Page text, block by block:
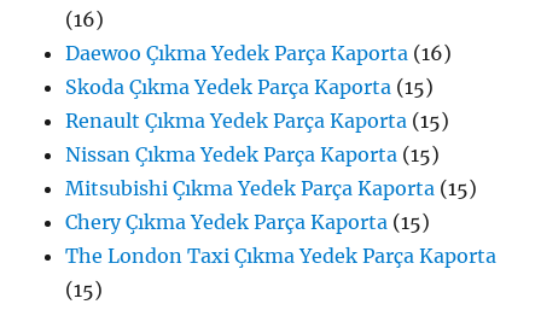
(16)
Daewoo Çıkma Yedek Parça Kaporta (16)
Skoda Çıkma Yedek Parça Kaporta (15)
Renault Çıkma Yedek Parça Kaporta (15)
Nissan Çıkma Yedek Parça Kaporta (15)
Mitsubishi Çıkma Yedek Parça Kaporta (15)
Chery Çıkma Yedek Parça Kaporta (15)
The London Taxi Çıkma Yedek Parça Kaporta
(15)